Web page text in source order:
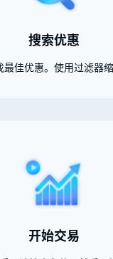
搜索优惠
佳优惠。使用过滤器缩
开始交易